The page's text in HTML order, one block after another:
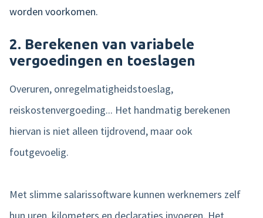
worden voorkomen.
2. Berekenen van variabele
vergoedingen en toeslagen
Overuren, onregelmatigheidstoeslag,
reiskostenvergoeding... Het handmatig berekenen
hiervan is niet alleen tijdrovend, maar ook
foutgevoelig.
Met slimme salarissoftware kunnen werknemers zelf
hun uren, kilometers en declaraties invoeren. Het